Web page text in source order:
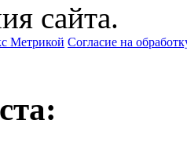
сайта.
Метрикой Согласие на